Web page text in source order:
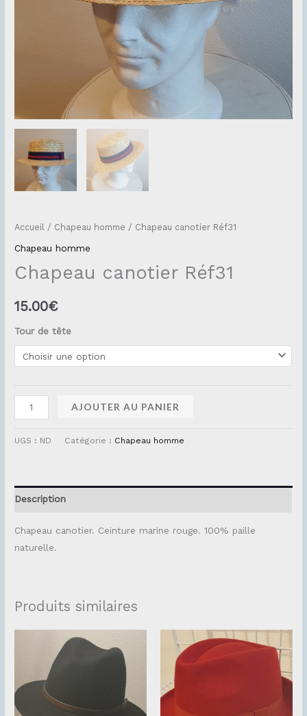
Accueil / Chapeau homme / Chapeau canotier Réf31
Chapeau homme
Chapeau canotier Réf31
15.00€
Tour de tête
AJOUTER AU PANIER
UGS : ND Catégorie : Chapeau homme
Description
Chapeau canotier. Ceinture marine rouge. 100% paille
naturelle.
Produits similaires